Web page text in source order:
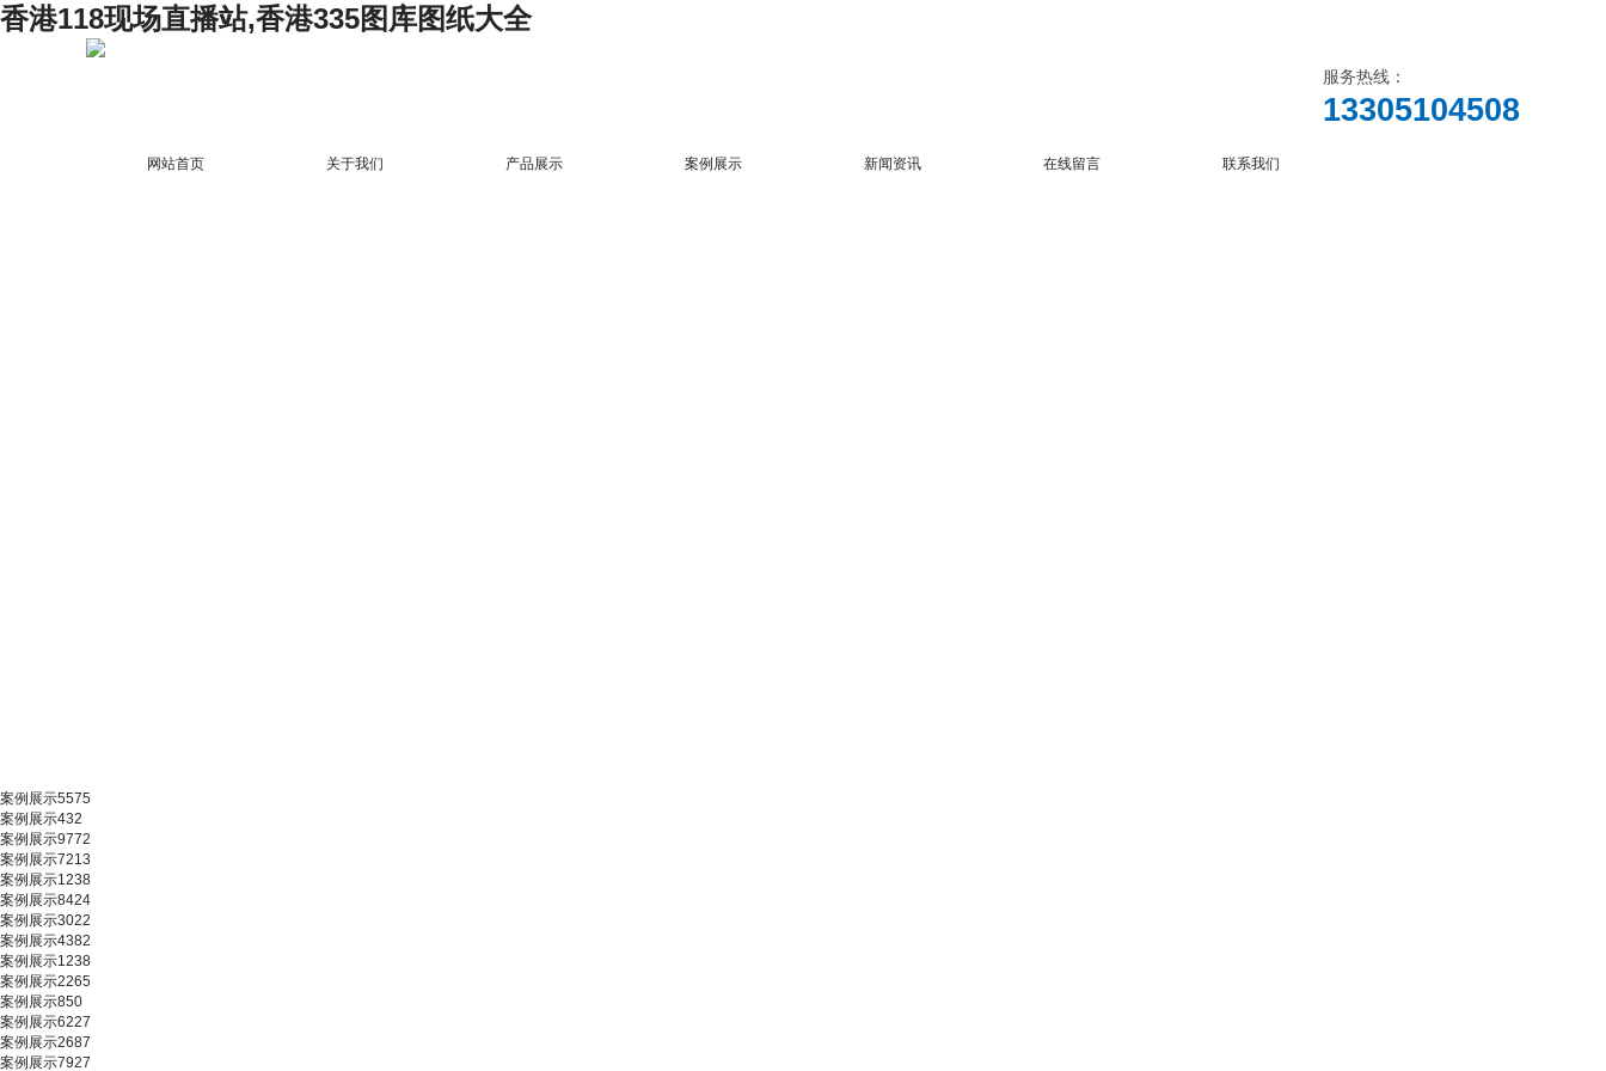
香港118现场直播站,香港335图库图纸大全
服务热线：
13305104508
网站首页 关于我们 产品展示 案例展示 新闻资讯 在线留言 联系我们
案例展示5575
案例展示432
案例展示9772
案例展示7213
案例展示1238
案例展示8424
案例展示3022
案例展示4382
案例展示1238
案例展示2265
案例展示850
案例展示6227
案例展示2687
案例展示7927